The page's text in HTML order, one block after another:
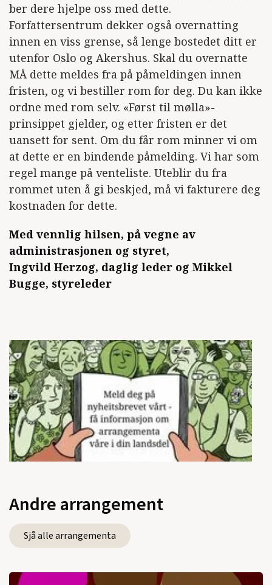
ber dere hjelpe oss med dette.
Forfattersentrum dekker også overnatting
innen en viss grense, så lenge bostedet ditt er
utenfor Oslo og Akershus. Skal du overnatte
MÅ dette meldes fra på påmeldingen innen
fristen, og vi bestiller rom for deg. Du kan ikke
ordne med rom selv. «Først til mølla»-
prinsippet gjelder, og etter fristen er det
uansett for sent. Om du får rom minner vi om
at dette er en bindende påmelding. Vi har som
regel mange på venteliste. Uteblir du fra
rommet uten å gi beskjed, må vi fakturere deg
kostnaden for dette.
Med vennlig hilsen, på vegne av
administrasjonen og styret,
Ingvild Herzog, daglig leder og Mikkel
Bugge, styreleder
Andre arrangement
Sjå alle arrangementa